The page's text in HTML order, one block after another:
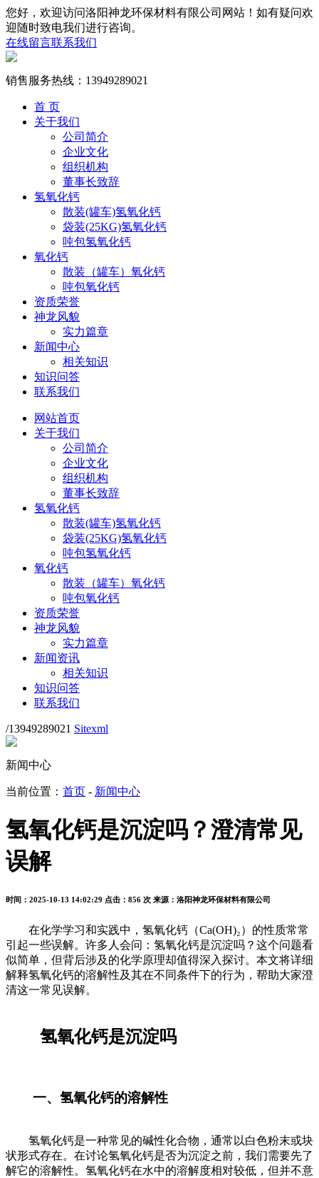
您好，欢迎访问洛阳神龙环保材料有限公司网站！如有疑问欢
迎随时致电我们进行咨询。
在线留言联系我们
销售服务热线： 13949289021
首 页
关于我们
公司简介
企业文化
组织机构
董事长致辞
氢氧化钙
散装(罐车)氢氧化钙
袋装(25KG)氢氧化钙
吨包氢氧化钙
氧化钙
散装（罐车）氧化钙
吨包氧化钙
资质荣誉
神龙风貌
实力篇章
新闻中心
相关知识
知识问答
联系我们
网站首页
关于我们
公司简介
企业文化
组织机构
董事长致辞
氢氧化钙
散装(罐车)氢氧化钙
袋装(25KG)氢氧化钙
吨包氢氧化钙
氧化钙
散装（罐车）氧化钙
吨包氧化钙
资质荣誉
神龙风貌
实力篇章
新闻资讯
相关知识
知识问答
联系我们
/13949289021 Sitexml
新闻中心
当前位置： 首页 - 新闻中心
氢氧化钙是沉淀吗？澄清常见
误解
时间：2025-10-13 14:02:29 点击：856 次 来源：洛阳神龙环保材料有限公司
在化学学习和实践中，氢氧化钙（Ca(OH)₂）的性质常常
引起一些误解。许多人会问：氢氧化钙是沉淀吗？这个问题看
似简单，但背后涉及的化学原理却值得深入探讨。本文将详细
解释氢氧化钙的溶解性及其在不同条件下的行为，帮助大家澄
清这一常见误解。
氢氧化钙是沉淀吗
一、氢氧化钙的溶解性
氢氧化钙是一种常见的碱性化合物，通常以白色粉末或块
状形式存在。在讨论氢氧化钙是否为沉淀之前，我们需要先了
解它的溶解性。氢氧化钙在水中的溶解度相对较低，但并不意